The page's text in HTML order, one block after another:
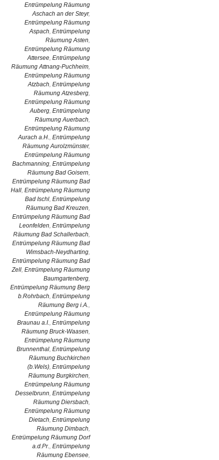
Entrümpelung Räumung
Aschach an der Steyr,
Entrümpelung Räumung
Aspach, Entrümpelung
Räumung Asten,
Entrümpelung Räumung
Attersee, Entrümpelung
Räumung Attnang-Puchheim,
Entrümpelung Räumung
Atzbach, Entrümpelung
Räumung Atzesberg,
Entrümpelung Räumung
Auberg, Entrümpelung
Räumung Auerbach,
Entrümpelung Räumung
Aurach a.H., Entrümpelung
Räumung Aurolzmünster,
Entrümpelung Räumung
Bachmanning, Entrümpelung
Räumung Bad Goisern,
Entrümpelung Räumung Bad
Hall, Entrümpelung Räumung
Bad Ischl, Entrümpelung
Räumung Bad Kreuzen,
Entrümpelung Räumung Bad
Leonfelden, Entrümpelung
Räumung Bad Schallerbach,
Entrümpelung Räumung Bad
Wimsbach-Neydharting,
Entrümpelung Räumung Bad
Zell, Entrümpelung Räumung
Baumgartenberg,
Entrümpelung Räumung Berg
b.Rohrbach, Entrümpelung
Räumung Berg i.A.,
Entrümpelung Räumung
Braunau a.I., Entrümpelung
Räumung Bruck-Waasen,
Entrümpelung Räumung
Brunnenthal, Entrümpelung
Räumung Buchkirchen
(b.Wels), Entrümpelung
Räumung Burgkirchen,
Entrümpelung Räumung
Desselbrunn, Entrümpelung
Räumung Diersbach,
Entrümpelung Räumung
Dietach, Entrümpelung
Räumung Dimbach,
Entrümpelung Räumung Dorf
a.d.Pr., Entrümpelung
Räumung Ebensee,